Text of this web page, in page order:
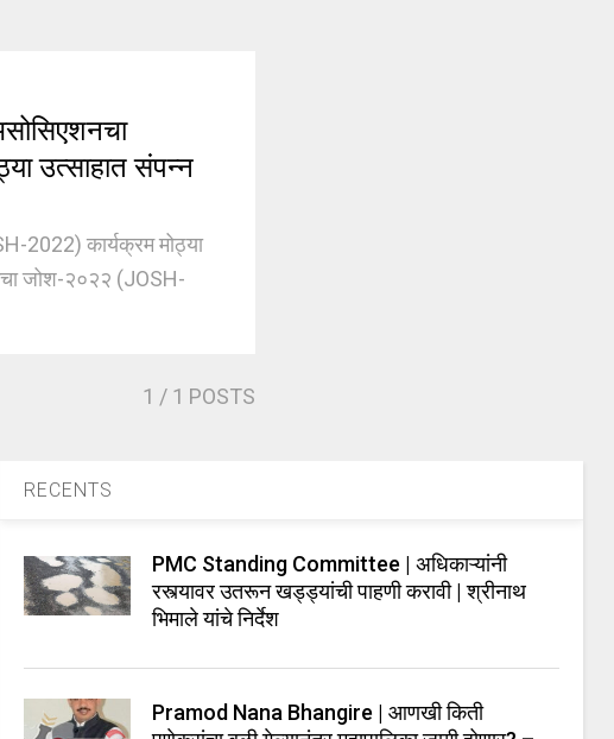
उत्साहात संपन्न
2022) कार्यक्रम मोठ्या
जोश-२०२२ (JOSH-
1 / 1 POSTS
RECENTS
PMC Standing Committee | अधिकाऱ्यांनी
रस्त्यावर उतरून खड्ड्यांची पाहणी करावी | श्रीनाथ
भिमाले यांचे निर्देश
Pramod Nana Bhangire | आणखी किती